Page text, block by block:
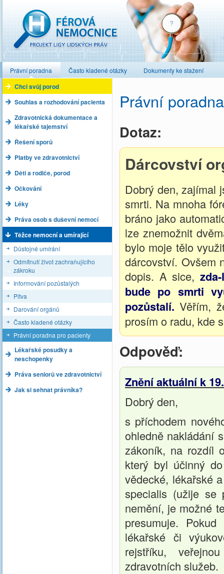
Právní poradna Často kladené otázky Dokumenty ke stažení
Chci svůj porod
Souhlas a rozhodování pacienta
Zdravotnická dokumentace a
lékařské tajemství
Řešení sporů
Platby ve zdravotnictví
Děti a rodiče, porod
Očkování
Léky
Práva osob s duševní nemocí
Těžce nemocní a umírající
Důstojné umírání
Odmítnutí život zachraňujícího
zákroku
Informování pozůstalých
Pitva
Darování orgánů
Často kladené otázky
Právní poradna pro pacienty
Lékařské posudky a
neschopenky
Práva seniorů ve zdravotnictví
Jak si sehnat právníka?
Právní
Dotaz:
Dárcovství
Dobrý den, zajímal
smrti. Na mnoha
bráno jako
lze znemožnit
bylo moje tělo
dárcovství. Ovšem
dopis. A sice,
bude po smrti
pozůstalí. Věřím,
prosím o radu, kde
Odpověď:
Znění aktuální k
Dobrý den,
s příchodem
ohledně nakládání
zákoník, na rozdíl
který byl účinný
vědecké, lékařské
specialis (užije se
nemění, je možné
presumuje.
lékařské či
rejstříku,
zdravotních služeb.